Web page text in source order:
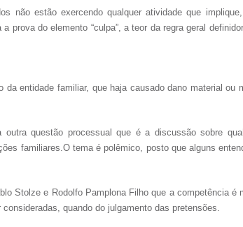
não estão exercendo qualquer atividade que
prova do elemento “culpa”, a teor da regra geral
entidade familiar, que haja causado dano material ou
questão processual que é a discussão sobre
familiares.O tema é polêmico, posto que alguns
Stolze e Rodolfo Pamplona Filho que a competência
quando do julgamento das pretensões.